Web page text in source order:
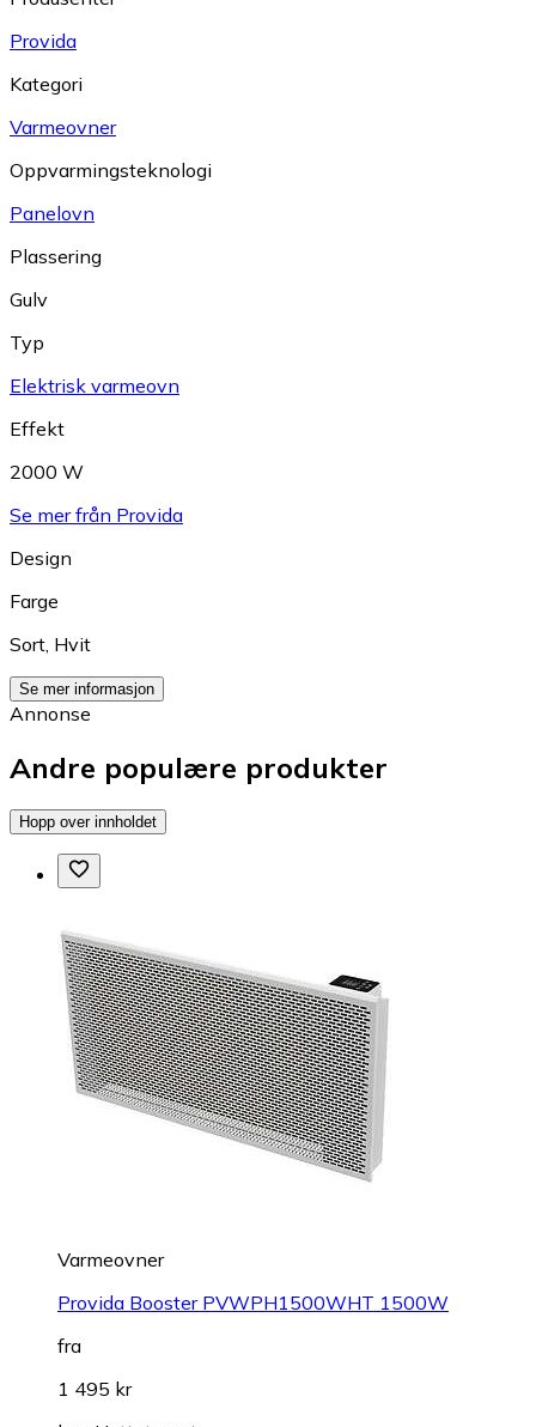
Provida
Kategori
Varmeovner
Oppvarmingsteknologi
Panelovn
Plassering
Gulv
Typ
Elektrisk varmeovn
Effekt
2000 W
Se mer från Provida
Design
Farge
Sort Hvit
Se mer informasjon
Annonse
Andre populære produkter
Hopp over innholdet
Varmeovner
Provida Booster PVWPH1500WHT 1500W
fra
1 495 kr